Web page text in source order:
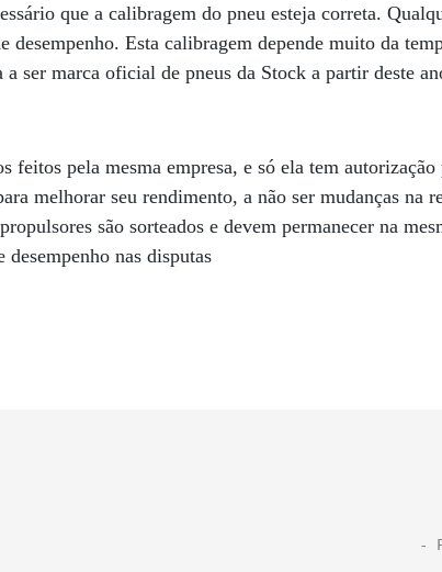
que a calibragem do pneu esteja correta.
desempenho. Esta calibragem depende muito da
a ser marca oficial de pneus da Stock a partir deste
feitos pela mesma empresa, e só ela tem
melhorar seu rendimento, a não ser mudanças na
são sorteados e devem permanecer na
desempenho nas disputas